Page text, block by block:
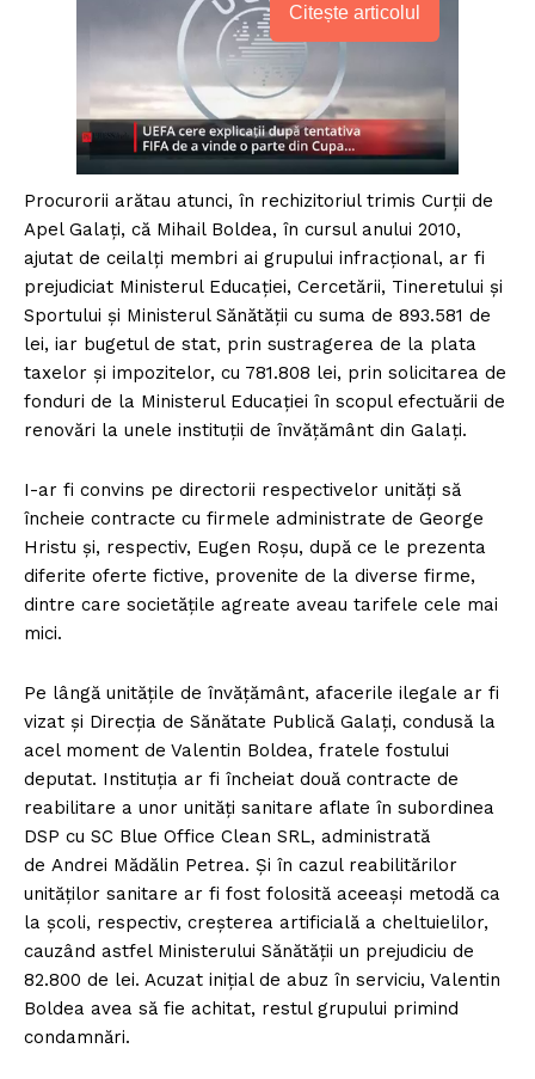
Citește articolul
Procurorii arătau atunci, în rechizitoriul trimis Curţii de
Apel Galaţi, că Mihail Boldea, în cursul anului 2010,
ajutat de ceilalţi membri ai grupului infracţional, ar fi
prejudiciat Ministerul Educaţiei, Cercetării, Tineretului şi
Sportului şi Ministerul Sănătăţii cu suma de 893.581 de
lei, iar bugetul de stat, prin sustragerea de la plata
taxelor şi impozitelor, cu 781.808 lei, prin solicitarea de
fonduri de la Ministerul Educației în scopul efectuării de
renovări la unele instituții de învățământ din Galați.
I-ar fi convins pe directorii respectivelor unități să
încheie contracte cu firmele administrate de George
Hristu și, respectiv, Eugen Roşu, după ce le prezenta
diferite oferte fictive, provenite de la diverse firme,
dintre care societățile agreate aveau tarifele cele mai
mici.
Pe lângă unităţile de învăţământ, afacerile ilegale ar fi
vizat şi Direcţia de Sănătate Publică Galaţi, condusă la
acel moment de Valentin Boldea, fratele fostului
deputat. Instituția ar fi încheiat două contracte de
reabilitare a unor unităţi sanitare aflate în subordinea
DSP cu SC Blue Office Clean SRL, administrată
de Andrei Mădălin Petrea. Şi în cazul reabilitărilor
unităţilor sanitare ar fi fost folosită aceeaşi metodă ca
la şcoli, respectiv, creşterea artificială a cheltuielilor,
cauzând astfel Ministerului Sănătăţii un prejudiciu de
82.800 de lei. Acuzat inițial de abuz în serviciu, Valentin
Boldea avea să fie achitat, restul grupului primind
condamnări.